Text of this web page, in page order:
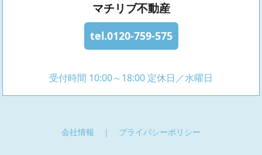
マチリブ不動産
tel.0120-759-575
受付時間 10:00～18:00 定休日／水曜日
会社情報 ｜ プライバシーポリシー